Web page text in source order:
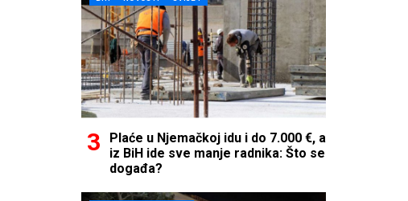
Plaće u Njemačkoj idu i do 7.000 €, a
iz BiH ide sve manje radnika: Što se
događa?